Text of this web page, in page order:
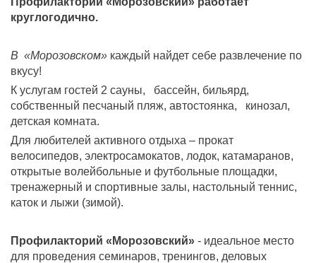
круглогодично.
В «Морозовском» каждый найдет себе развлечение по
вкусу!
К услугам гостей 2 сауны, бассейн, бильярд,
собственный песчаный пляж, автостоянка, кинозал,
детская комната.
Для любителей активного отдыха – прокат
велосипедов, электросамокатов, лодок, катамаранов,
открытые волейбольные и футбольные площадки,
тренажерный и спортивные залы, настольный теннис,
каток и лыжи (зимой).
Профилакторий «Морозовский» - идеальное место
для проведения семинаров, тренингов, деловых